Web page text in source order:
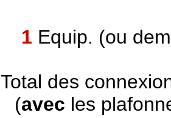
1 Equip. (ou
Total des
(avec les